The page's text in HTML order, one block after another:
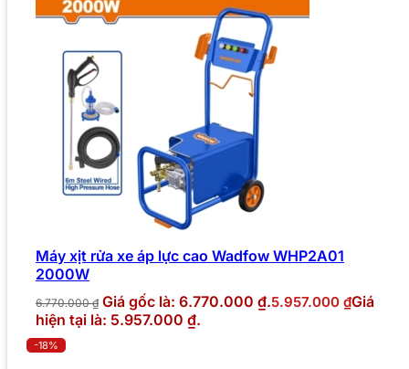
Máy xịt rửa xe áp lực cao Wadfow WHP2A01
2000W
6.770.000₫ Giá gốc là: 6.770.000 ₫.5.957.000 ₫Giá
hiện tại là: 5.957.000 ₫.
-18%